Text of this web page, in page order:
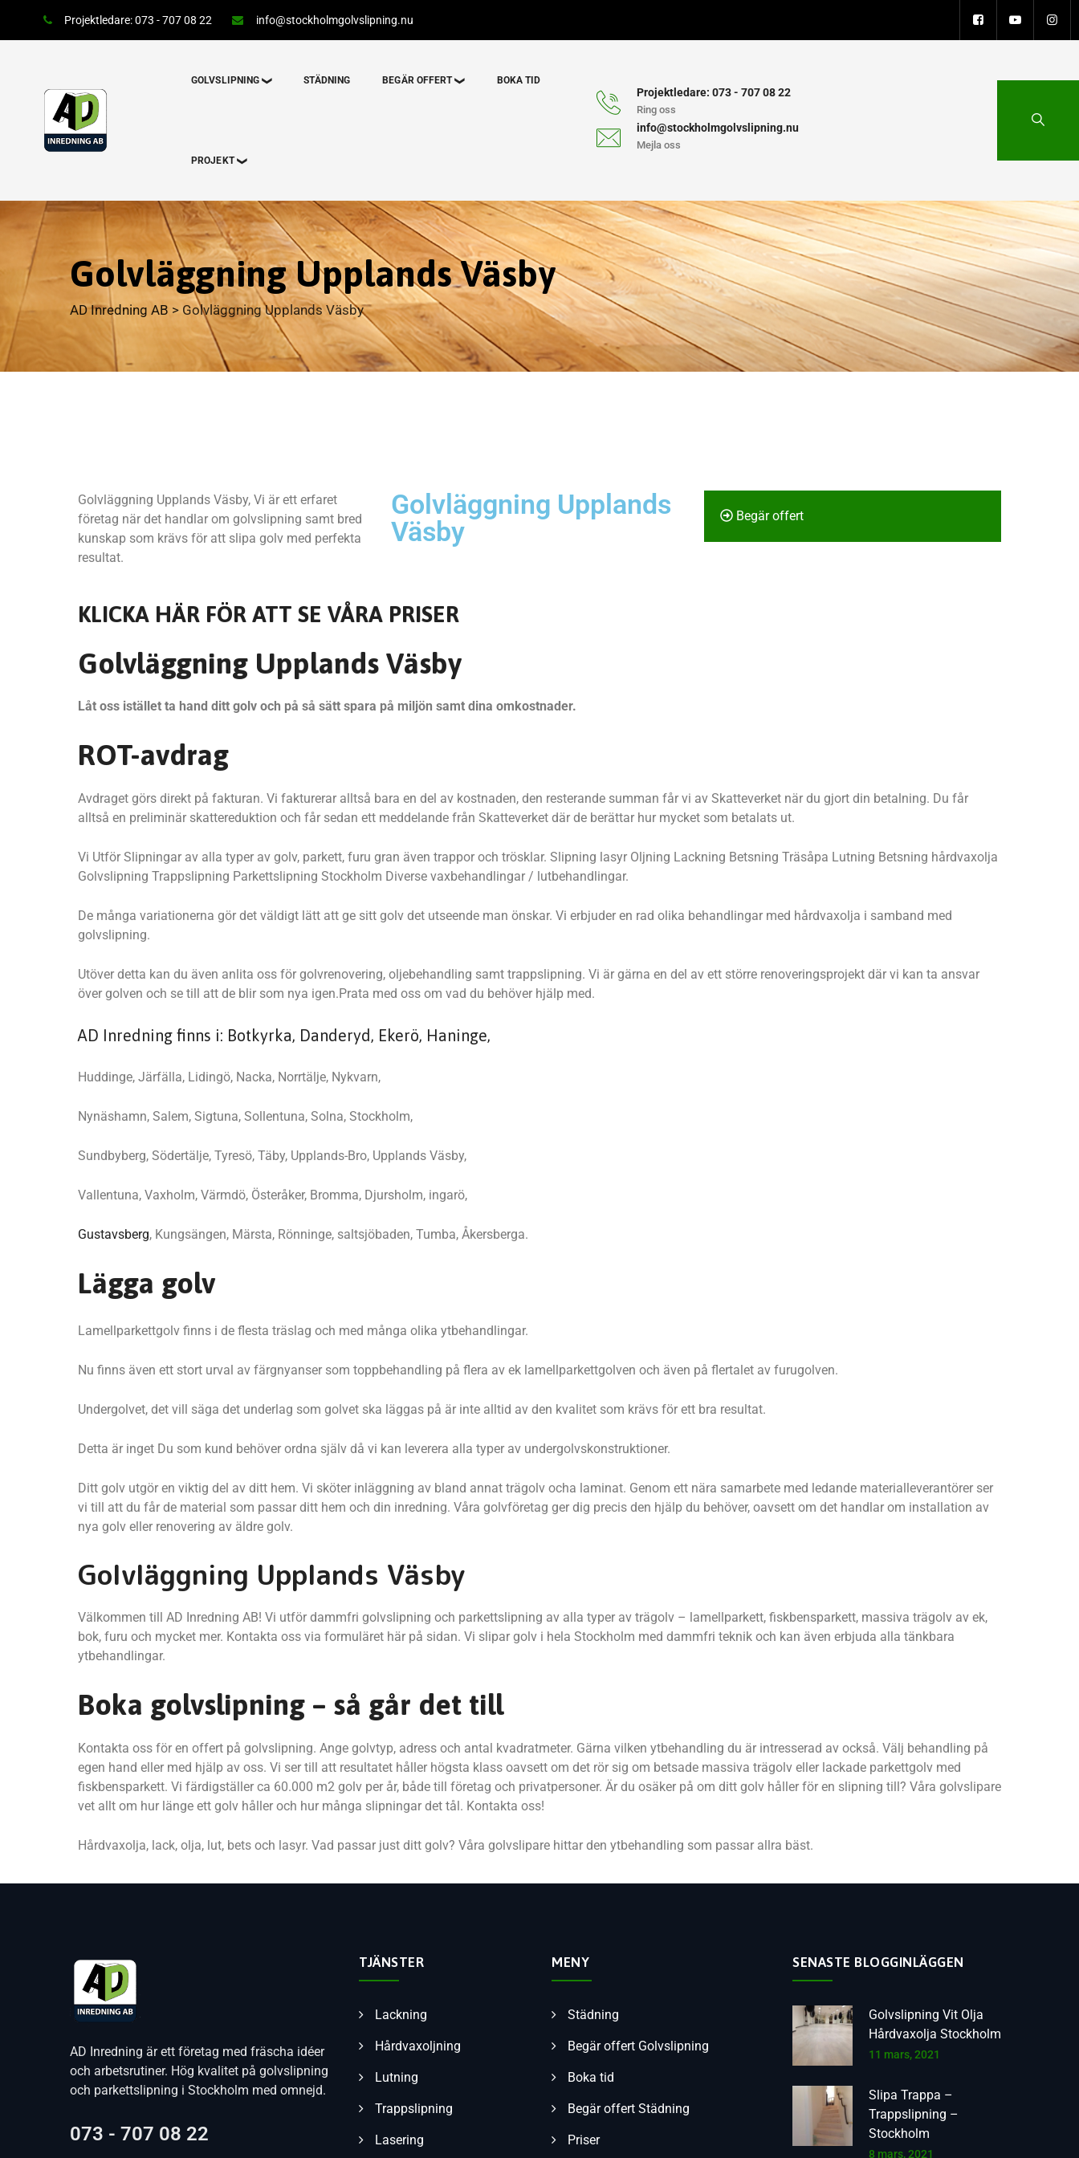
Projektledare: 073 - 707 08 22 info@stockholmgolvslipning.nu
GOLVSLIPNING STÄDNING BEGÄR OFFERT BOKA TID
PROJEKT
Projektledare: 073 - 707 08 22
Ring oss
info@stockholmgolvslipning.nu
Mejla oss
Golvläggning Upplands Väsby
AD Inredning AB > Golvläggning Upplands Väsby
Golvläggning Upplands Väsby, Vi är ett erfaret
företag när det handlar om golvslipning samt bred
kunskap som krävs för att slipa golv med perfekta
resultat.
Golvläggning Upplands
Väsby
Begär offert
KLICKA HÄR FÖR ATT SE VÅRA PRISER
Golvläggning Upplands Väsby
Låt oss istället ta hand ditt golv och på så sätt spara på miljön samt dina omkostnader.
ROT-avdrag
Avdraget görs direkt på fakturan. Vi fakturerar alltså bara en del av kostnaden, den resterande summan får vi av Skatteverket när du gjort din betalning. Du får
alltså en preliminär skattereduktion och får sedan ett meddelande från Skatteverket där de berättar hur mycket som betalats ut.
Vi Utför Slipningar av alla typer av golv, parkett, furu gran även trappor och trösklar. Slipning lasyr Oljning Lackning Betsning Träsåpa Lutning Betsning hårdvaxolja
Golvslipning Trappslipning Parkettslipning Stockholm Diverse vaxbehandlingar / lutbehandlingar.
De många variationerna gör det väldigt lätt att ge sitt golv det utseende man önskar. Vi erbjuder en rad olika behandlingar med hårdvaxolja i samband med
golvslipning.
Utöver detta kan du även anlita oss för golvrenovering, oljebehandling samt trappslipning. Vi är gärna en del av ett större renoveringsprojekt där vi kan ta ansvar
över golven och se till att de blir som nya igen.Prata med oss om vad du behöver hjälp med.
AD Inredning finns i: Botkyrka, Danderyd, Ekerö, Haninge,
Huddinge, Järfälla, Lidingö, Nacka, Norrtälje, Nykvarn,
Nynäshamn, Salem, Sigtuna, Sollentuna, Solna, Stockholm,
Sundbyberg, Södertälje, Tyresö, Täby, Upplands-Bro, Upplands Väsby,
Vallentuna, Vaxholm, Värmdö, Österåker, Bromma, Djursholm, ingarö,
Gustavsberg, Kungsängen, Märsta, Rönninge, saltsjöbaden, Tumba, Åkersberga.
Lägga golv
Lamellparkettgolv finns i de flesta träslag och med många olika ytbehandlingar.
Nu finns även ett stort urval av färgnyanser som toppbehandling på flera av ek lamellparkettgolven och även på flertalet av furugolven.
Undergolvet, det vill säga det underlag som golvet ska läggas på är inte alltid av den kvalitet som krävs för ett bra resultat.
Detta är inget Du som kund behöver ordna själv då vi kan leverera alla typer av undergolvskonstruktioner.
Ditt golv utgör en viktig del av ditt hem. Vi sköter inläggning av bland annat trägolv ocha laminat. Genom ett nära samarbete med ledande materialleverantörer ser
vi till att du får de material som passar ditt hem och din inredning. Våra golvföretag ger dig precis den hjälp du behöver, oavsett om det handlar om installation av
nya golv eller renovering av äldre golv.
Golvläggning Upplands Väsby
Välkommen till AD Inredning AB! Vi utför dammfri golvslipning och parkettslipning av alla typer av trägolv – lamellparkett, fiskbensparkett, massiva trägolv av ek,
bok, furu och mycket mer. Kontakta oss via formuläret här på sidan. Vi slipar golv i hela Stockholm med dammfri teknik och kan även erbjuda alla tänkbara
ytbehandlingar.
Boka golvslipning – så går det till
Kontakta oss för en offert på golvslipning. Ange golvtyp, adress och antal kvadratmeter. Gärna vilken ytbehandling du är intresserad av också. Välj behandling på
egen hand eller med hjälp av oss. Vi ser till att resultatet håller högsta klass oavsett om det rör sig om betsade massiva trägolv eller lackade parkettgolv med
fiskbensparkett. Vi färdigställer ca 60.000 m2 golv per år, både till företag och privatpersoner. Är du osäker på om ditt golv håller för en slipning till? Våra golvslipare
vet allt om hur länge ett golv håller och hur många slipningar det tål. Kontakta oss!
Hårdvaxolja, lack, olja, lut, bets och lasyr. Vad passar just ditt golv? Våra golvslipare hittar den ytbehandling som passar allra bäst.
AD Inredning är ett företag med fräscha idéer
och arbetsrutiner. Hög kvalitet på golvslipning
och parkettslipning i Stockholm med omnejd.
073 - 707 08 22
TJÄNSTER
Lackning
Hårdvaxoljning
Lutning
Trappslipning
Lasering
MENY
Städning
Begär offert Golvslipning
Boka tid
Begär offert Städning
Priser
SENASTE BLOGGINLÄGGEN
Golvslipning Vit Olja
Hårdvaxolja Stockholm
11 mars, 2021
Slipa Trappa –
Trappslipning –
Stockholm
8 mars, 2021